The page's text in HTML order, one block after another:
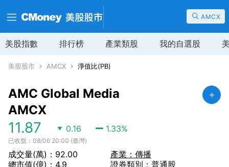
AMCX
美股指數 排行榜 產業類股 我的自選股
美股股市 AMCX 淨值比(PB)
AMC Global Media
AMCX
11.87 0.16 1.33%
已收盤：08/06 20:00 (臺灣)
成交量(萬)：92.00
總市值(億)：4.9
產業：傳播
證券類別：普通股